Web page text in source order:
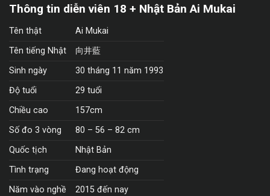
Thông tin diễn viên 18 + Nhật Bản Ai Mukai
Tên thật
Ai Mukai
Tên tiếng Nhật
向井藍
Sinh ngày
30 tháng 11 năm 1993
Độ tuổi
29 tuổi
Chiều cao
157cm
Số đo 3 vòng
80 – 56 – 82 cm
Quốc tịch
Nhật Bản
Tình trạng
Đang hoạt động
Năm vào nghề
2015 đến nay